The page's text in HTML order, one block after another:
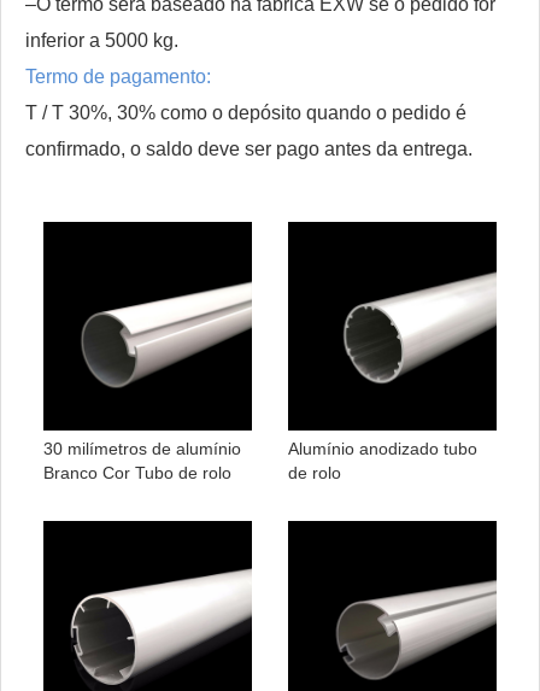
–O termo será baseado na fábrica EXW se o pedido for
inferior a 5000 kg.
Termo de pagamento:
T / T 30%, 30% como o depósito quando o pedido é
confirmado, o saldo deve ser pago antes da entrega.
30 milímetros de alumínio
Branco Cor Tubo de rolo
Alumínio anodizado tubo
de rolo